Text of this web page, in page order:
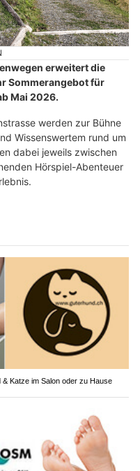
erweitert die
Sommerangebot für
Mai 2026.
werden zur Bühne
Wissenswertem rund um
dabei jeweils zwischen
Hörspiel-Abenteuer
Katze im Salon oder zu Hause